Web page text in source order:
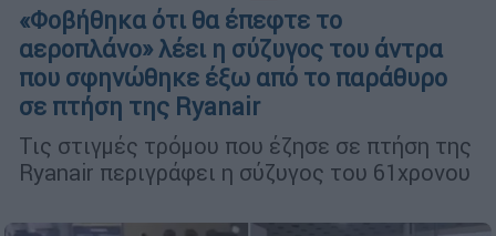
«Φοβήθηκα ότι θα έπεφτε το
αεροπλάνο» λέει η σύζυγος του άντρα
που σφηνώθηκε έξω από το παράθυρο
σε πτήση της Ryanair
Τις στιγμές τρόμου που έζησε σε πτήση της
Ryanair περιγράφει η σύζυγος του 61χρονου